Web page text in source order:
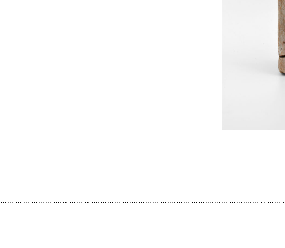
… …. … … … … …. … … … … …. … … … … …. … … … … …. … … … … …. … … … … …. … … … …